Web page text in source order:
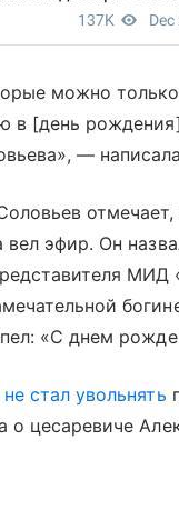
можно
в [день
—
вел эфир. Он
МИД
«С днем
не стал увольнять
о цесаревиче